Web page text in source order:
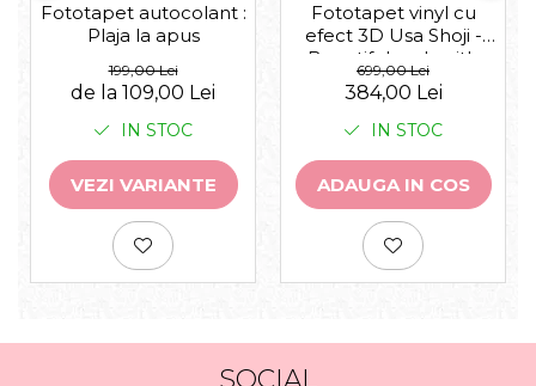
Fototapet autocolant :
Plaja la apus
199,00 Lei
de la 109,00 Lei
IN STOC
VEZI VARIANTE
Fototapet vinyl cu
efect 3D Usa Shoji -
Beautiful arch with
flowers plants -
360x240 cm
699,00 Lei
384,00 Lei
IN STOC
ADAUGA IN COS
SOCIAL